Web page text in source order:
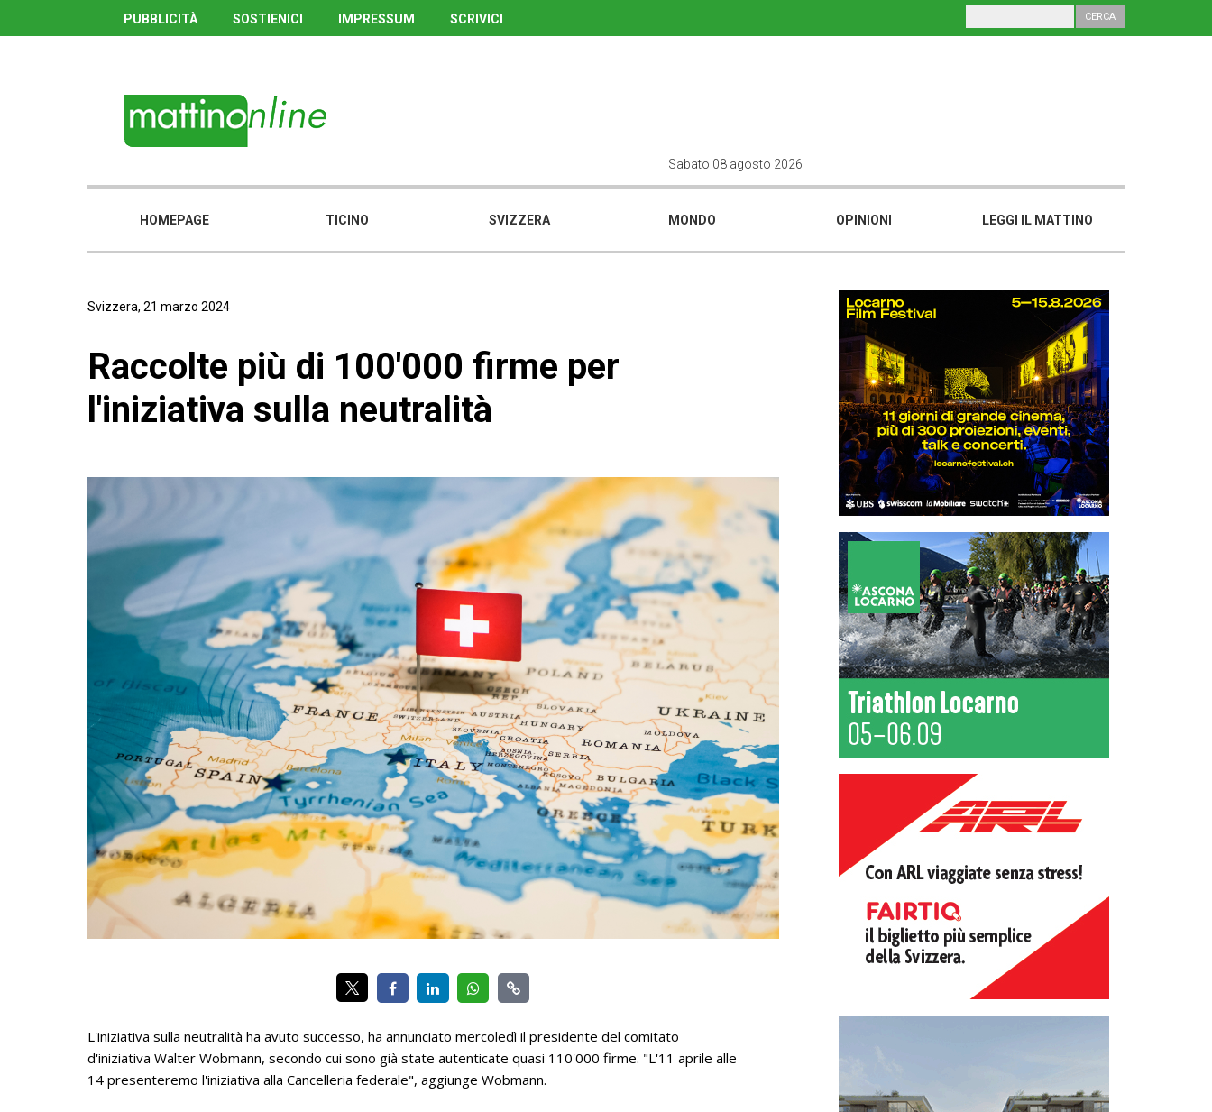
PUBBLICITÀ SOSTIENICI IMPRESSUM SCRIVICI
Sabato 08 agosto 2026
HOMEPAGE TICINO SVIZZERA MONDO OPINIONI LEGGI IL MATTINO
Svizzera, 21 marzo 2024
Raccolte più di 100'000 firme per
l'iniziativa sulla neutralità
L'iniziativa sulla neutralità ha avuto successo, ha annunciato mercoledì il presidente del comitato
d'iniziativa Walter Wobmann, secondo cui sono già state autenticate quasi 110'000 firme. "L'11 aprile alle
14 presenteremo l'iniziativa alla Cancelleria federale", aggiunge Wobmann.